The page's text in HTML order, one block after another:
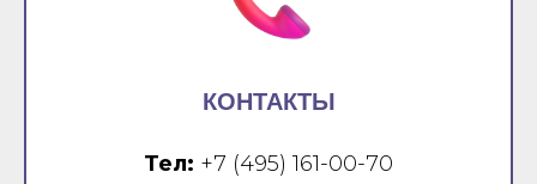
КОНТАКТЫ
Тел: +7 (495) 161-00-70